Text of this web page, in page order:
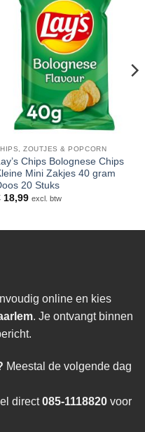
Toevoegen
aan
verlanglijst
ZOUTJES & POPCORN
Lay’s Chips Bolognese Chips
Mini Zakjes 40 gram
20 Stuks
18,99 excl. btw
online en kies
. Je ontvangt binnen
Meestal de volgende dag
direct085-1118820 voor